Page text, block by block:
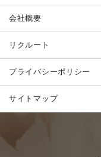
会社概要
リクルート
プライバシーポリシー
サイトマップ